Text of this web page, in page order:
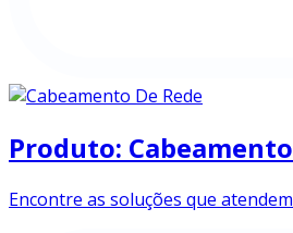
Produto:
Encontre as soluções que